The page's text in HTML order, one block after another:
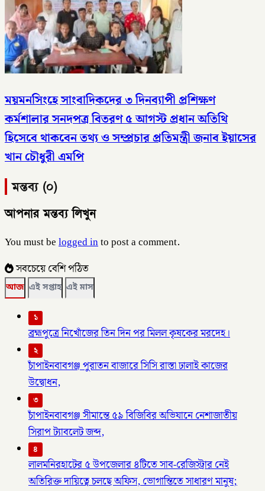
ময়মনসিংহে সাংবাদিকদের ৩ দিনব্যাপী প্রশিক্ষণ
কর্মশালার সনদপত্র বিতরণ ৫ আগস্ট​ প্রধান অতিথি
হিসেবে থাকবেন তথ্য ও সম্প্রচার প্রতিমন্ত্রী জনাব ইয়াসের
খান চৌধুরী এমপি
মন্তব্য (০)
আপনার মন্তব্য লিখুন
You must belogged into post a comment.
সবচেয়ে বেশি পঠিত
আজ এই সপ্তাহ এই মাস
১
ব্রহ্মপুত্রে নিখোঁজের তিন দিন পর মিলল কৃষকের মরদেহ।
২
চাঁপাইনবাবগঞ্জ পুরাতন বাজারে সিসি রাস্তা ঢালাই কাজের
উদ্বোধন,
৩
চাঁপাইনবাবগঞ্জ সীমান্তে ৫৯ বিজিবির অভিযানে নেশাজাতীয়
সিরাপ ট্যাবলেট জব্দ,
৪
লালমনিরহাটের ৫ উপজেলার ৪টিতে সাব-রেজিস্ট্রার নেই
অতিরিক্ত দায়িত্বে চলছে অফিস, ভোগান্তিতে সাধারণ মানুষ;